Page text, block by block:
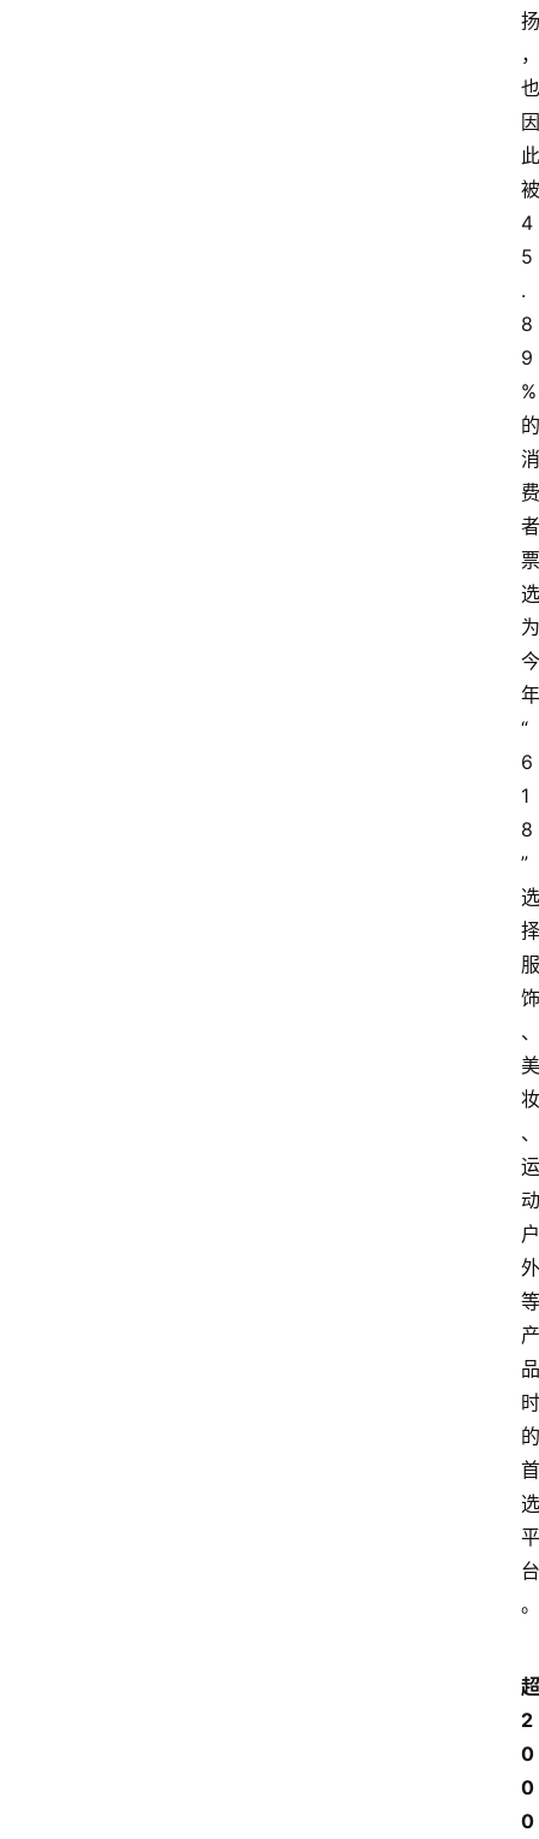
扬
，
也
因
此
被
4
5
.
8
9
%
的
消
费
者
票
选
为
今
年
“
6
1
8
”
选
择
服
饰
、
美
妆
、
运
动
户
外
等
产
品
时
的
首
选
平
台
。
超
2
0
0
0